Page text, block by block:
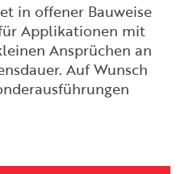
in offener Bauweise
Applikationen mit
Ansprüchen an
Auf Wunsch